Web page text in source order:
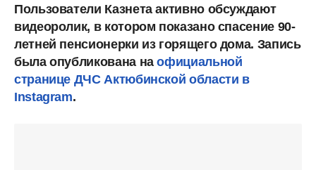
Пользователи Казнета активно обсуждают
видеоролик, в котором показано спасение 90-
летней пенсионерки из горящего дома. Запись
была опубликована наофициальной
странице ДЧС Актюбинской области в
Instagram.